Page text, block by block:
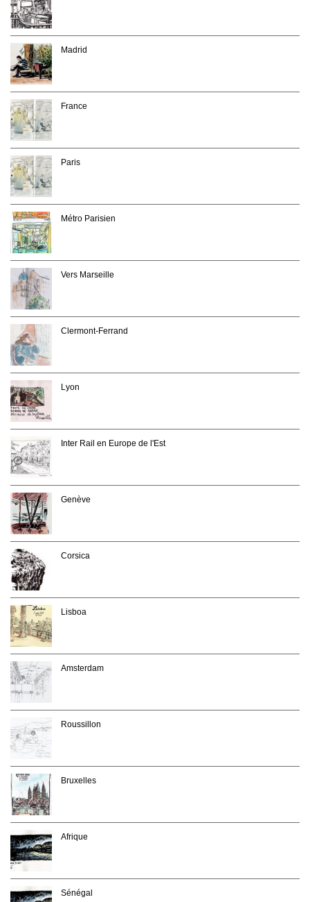
Madrid
France
Paris
Métro Parisien
Vers Marseille
Clermont-Ferrand
Lyon
Inter Rail en Europe de l'Est
Genève
Corsica
Lisboa
Amsterdam
Roussillon
Bruxelles
Afrique
Sénégal